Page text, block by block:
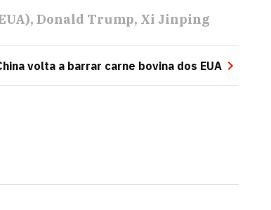
Donald Trump Xi Jinping
volta a barrar carne bovina dos EUA